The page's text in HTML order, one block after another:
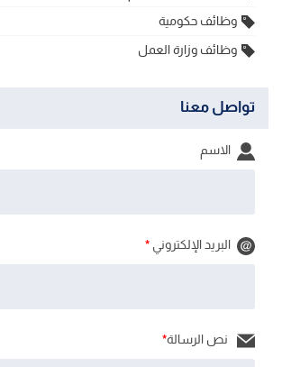
وظائف حكومية
وظائف وزارة العمل
تواصل معنا
الاسم
البريد الإلكتروني *
نص الرسالة*